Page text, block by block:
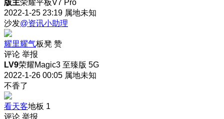
版主荣耀平板V7 Pro
2022-1-25 23:19 属地未知
沙发@资讯小助理
耀里耀气板凳 赞
评论 举报
LV9荣耀Magic3 至臻版 5G
2022-1-26 00:05 属地未知
不香了
看天客地板 1
评论 举报